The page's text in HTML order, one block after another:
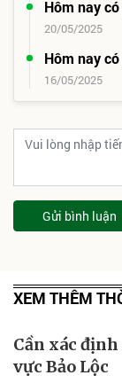
Hôm nay
20/05/2025
Hôm nay
16/05/2025
Gửi bình luận
XEM THÊM
Cần xác
vực Bảo Lộc